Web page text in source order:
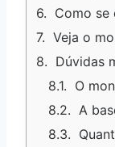
Como se
Veja o
Dúvidas
O monitor
A base